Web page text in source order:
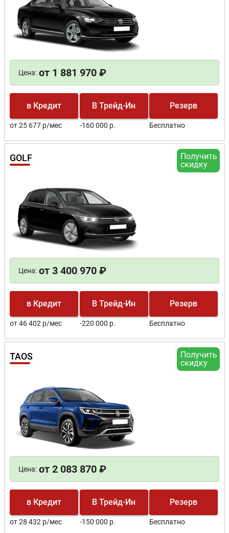
Цена: от 1 881 970 ₽
в Кредит
от 25 677 р/мес
В Трейд-Ин
-160 000 р.
Резерв
Бесплатно
Получить
скидку
GOLF
Цена: от 3 400 970 ₽
в Кредит
от 46 402 р/мес
В Трейд-Ин
-220 000 р.
Резерв
Бесплатно
Получить
скидку
TAOS
Цена: от 2 083 870 ₽
в Кредит
от 28 432 р/мес
В Трейд-Ин
-150 000 р.
Резерв
Бесплатно